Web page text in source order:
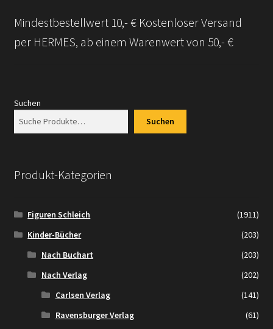
Versandarten
Widerrufsbelehrung
Versand + Wichtige Infos
Mindestbestellwert 10,- € Kostenloser Versand
per HERMES, ab einem Warenwert von 50,- €
Suchen
Suchen
Produkt-Kategorien
Figuren Schleich
(1911)
Kinder-Bücher
(203)
Nach Buchart
(203)
Nach Verlag
(202)
Carlsen Verlag
(141)
Ravensburger Verlag
(61)